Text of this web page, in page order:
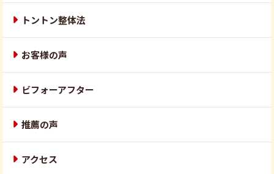
トントン整体法
お客様の声
ビフォーアフター
推薦の声
アクセス